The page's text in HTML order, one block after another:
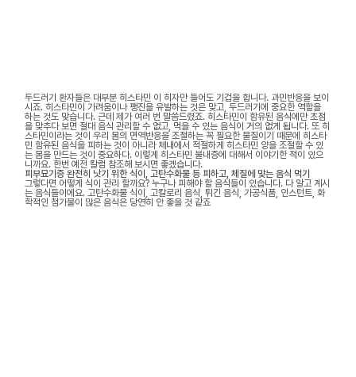
두드러기 환자들은 대부분 히스타민 이 히자만 들어도 기겁을 합니다. 과민반응을 보이
시죠. 히스타민이 가려움이나 팽진을 유발하는 것은 맞고, 두드러기에 중요한 역할을
하는 것도 맞습니다. 근데 제가 여러 번 말씀드렸죠. 히스타민이 함유된 음식에만 초점
을 맞추다 보면 절대 음식 관리할 수 없고, 먹을 수 있는 음식이 거의 없게 됩니다. 또 히
스타민이라는 것이 우리 몸의 면역반응을 조절하는 꼭 필요한 물질이기 때문에 히스타
민 함유된 음식을 피하는 것이 아니라 체내에서 적절하게 히스타민 양을 조절할 수 있
는 몸을 만드는 것이 중요하다. 이렇게 히스타민 불내증에 대해서 이야기한 적이 있으
니까요. 한번 예전 칼럼 참조해 보시면 좋겠습니다.
피부묘기증 완전히 낫기 위한 식이, 고탄수화물 등 피하고, 체질에 맞는 음식 먹기
그렇다면 어떻게 식이 관리 할까요? 누구나 피해야 할 음식들이 있습니다. 다 알고 계시
는 음식들이에요. 고탄수화물 식이, 고칼로리 음식, 튀긴 음식, 가공식품, 인스턴트, 화
학적인 첨가물이 많은 음식은 당연히 안 좋을 것 같죠